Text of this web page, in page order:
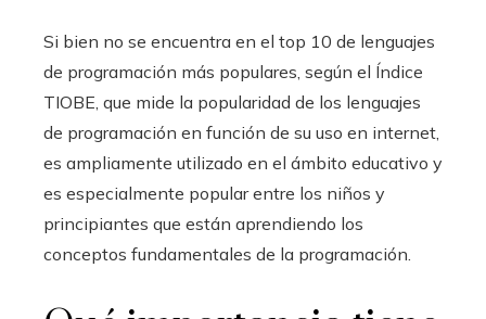
Si bien no se encuentra en el top 10 de lenguajes
de programación más populares, según el Índice
TIOBE, que mide la popularidad de los lenguajes
de programación en función de su uso en internet,
es ampliamente utilizado en el ámbito educativo y
es especialmente popular entre los niños y
principiantes que están aprendiendo los
conceptos fundamentales de la programación.